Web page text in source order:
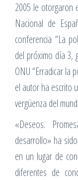
2005 le otorgaron
Nacional de
conferencia “La
del próximo día 3,
ONU “Erradicar la
el autor ha escrito
vergüenza del
«Deseos.
desarrollo» ha
en un lugar de
diferentes de